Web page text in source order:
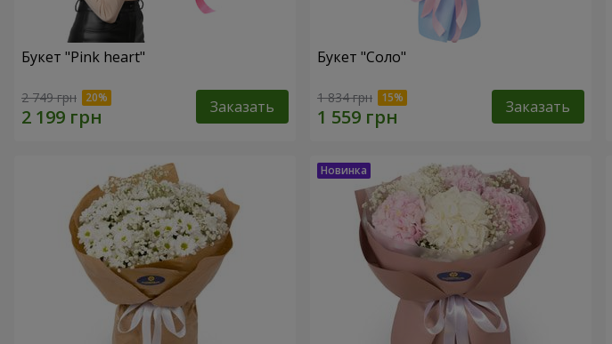
Букет "Pink heart"
2 749 грн Заказать
Букет "Соло"
1 834 грн Заказать